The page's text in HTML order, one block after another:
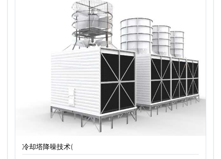
冷却塔降噪技术(